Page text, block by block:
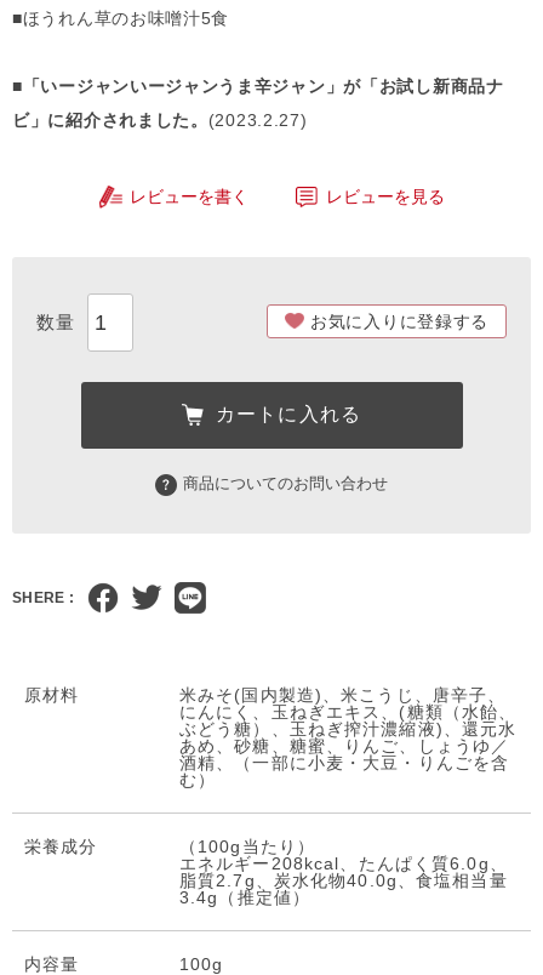
■ほうれん草のお味噌汁5食
■「いージャンいージャンうま辛ジャン」が「お試し新商品ナ
ビ」に紹介されました。 (2023.2.27)
レビューを書く レビューを見る
お気に入りに登録する
カートに入れる
商品についてのお問い合わせ
SHERE :
原材料
米みそ(国内製造)、米こうじ、唐辛子、
にんにく、玉ねぎエキス、(糖類（水飴、
ぶどう糖）、玉ねぎ搾汁濃縮液)、還元水
あめ、砂糖、糖蜜、りんご、しょうゆ／
酒精、（一部に小麦・大豆・りんごを含
む）
栄養成分
（100g当たり）
エネルギー208kcal、たんぱく質6.0g、
脂質2.7g、炭水化物40.0g、食塩相当量
3.4g（推定値）
内容量 100g